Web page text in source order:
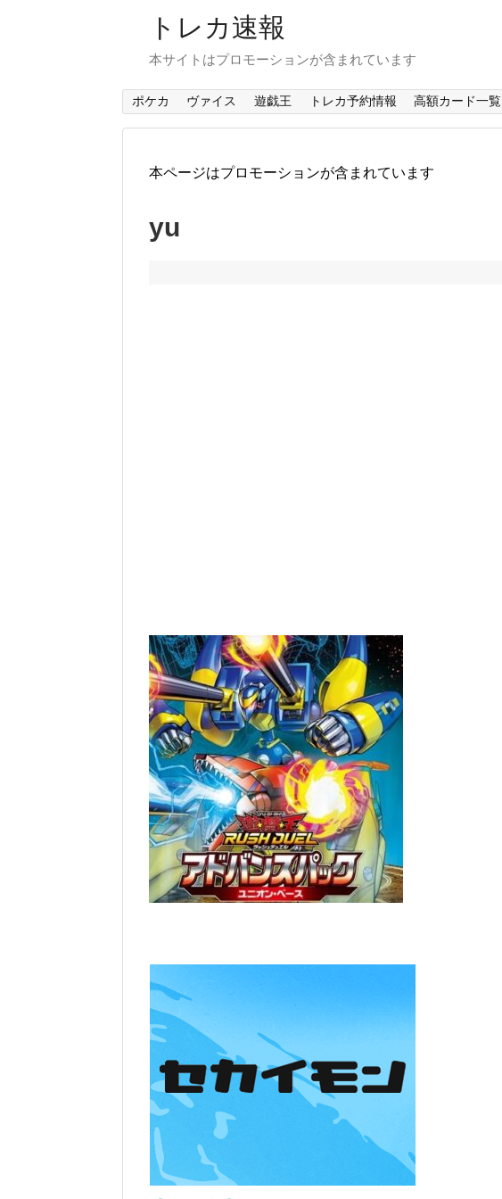
トレカ速報
本サイトはプロモーションが含まれています
ポケカ ヴァイス 遊戯王 トレカ予約情報 高額カード一覧
本ページはプロモーションが含まれています
yu